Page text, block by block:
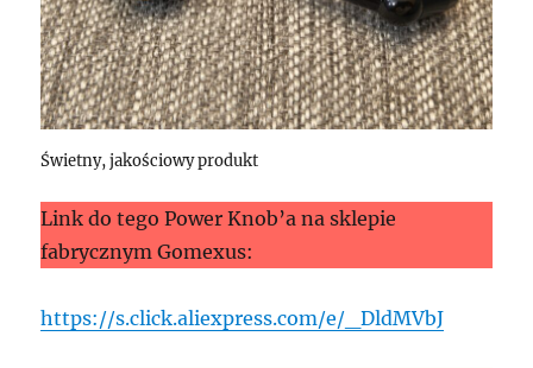
Świetny, jakościowy produkt
Link do tego Power Knob’a na sklepie
fabrycznym Gomexus:
https://s.click.aliexpress.com/e/_DldMVbJ